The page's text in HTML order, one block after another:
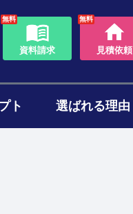
無料
資料請求
無料
見積依頼
ト 選ばれる理由